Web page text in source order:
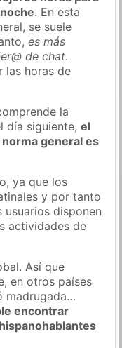
. En esta
se suele
es más
de chat.
las horas de
la
día siguiente,el
general es
ya que los
y por tanto
disponen
actividades de
Así que
en otros países
madrugada…
encontrar